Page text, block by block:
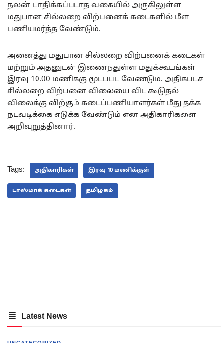
நலன் பாதிக்கப்படாத வகையில் அருகிலுள்ள
மதுபான சில்லறை விற்பனைக் கடைகளில் மீள
பணியமர்த்த வேண்டும்.
அனைத்து மதுபான சில்லறை விற்பனைக் கடைகள்
மற்றும் அதனுடன் இணைந்துள்ள மதுக்கூடங்கள்
இரவு 10.00 மணிக்கு மூடப்பட வேண்டும். அதிகபட்ச
சில்லறை விற்பனை விலையை விட கூடுதல்
விலைக்கு விற்கும் கடைப்பணியாளர்கள் மீது தக்க
நடவடிக்கை எடுக்க வேண்டும் என அதிகாரிகளை
அறிவுறுத்தினார்.
Tags: அதிகாரிகள் இரவு 10 மணிக்குள்
டாஸ்மாக் கடைகள் தமிழகம்
Latest News